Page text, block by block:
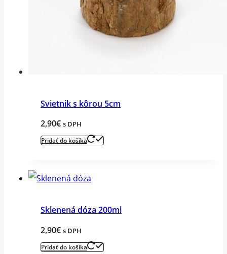
Svietnik s kôrou 5cm
2,90€ s DPH
Pridať do košíka
Sklenená dóza 200ml
2,90€ s DPH
Pridať do košíka